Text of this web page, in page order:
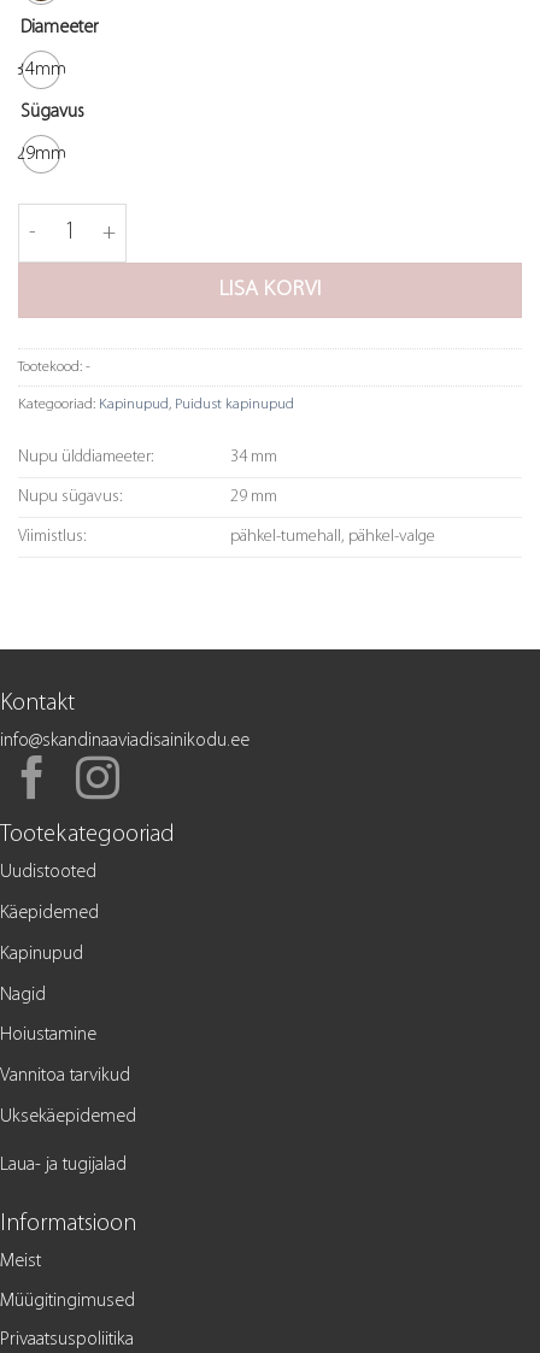
Diameeter
34mm
Sügavus
29mm
Nupp Flower Bud kogus
LISA KORVI
Tootekood: -
Kategooriad: Kapinupud, Puidust kapinupud
Nupu ülddiameeter: 34 mm
Nupu sügavus: 29 mm
Viimistlus: pähkel-tumehall, pähkel-valge
Kontakt
info@skandinaaviadisainikodu.ee
Tootekategooriad
Uudistooted
Käepidemed
Kapinupud
Nagid
Hoiustamine
Vannitoa tarvikud
Uksekäepidemed
Laua- ja tugijalad
Informatsioon
Meist
Müügitingimused
Privaatsuspoliitika